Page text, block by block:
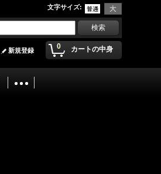
文字サイズ:
0 カートの中身
新規登録